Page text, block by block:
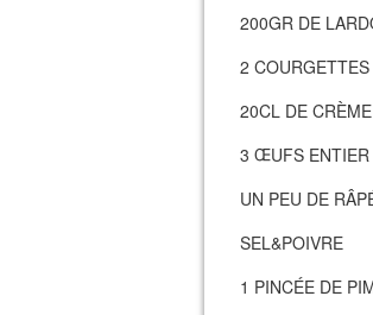
200GR DE
2 COURGETTES
20CL DE
3 ŒUFS ENTIER
UN PEU DE
SEL&POIVRE
1 PINCÉE DE